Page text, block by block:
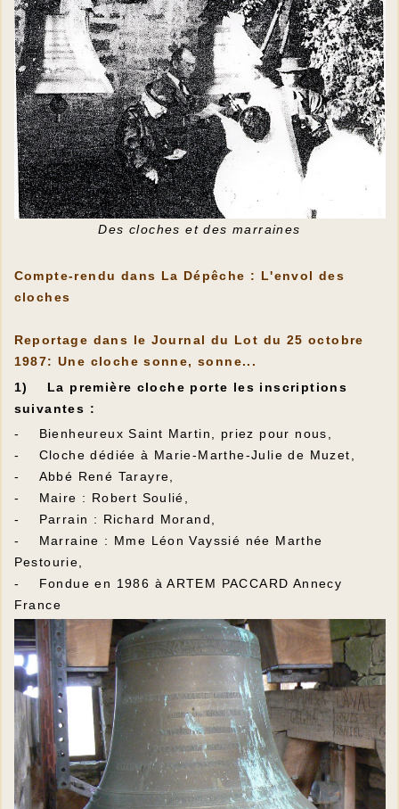
Des cloches et des marraines
Compte-rendu dans La Dépêche : L'envol des
cloches
Reportage dans le Journal du Lot du 25 octobre
1987: Une cloche sonne, sonne...
1) La première cloche porte les inscriptions
suivantes :
- Bienheureux Saint Martin, priez pour nous,
- Cloche dédiée à Marie-Marthe-Julie de Muzet,
- Abbé René Tarayre,
- Maire : Robert Soulié,
- Parrain : Richard Morand,
- Marraine : Mme Léon Vayssié née Marthe
Pestourie,
- Fondue en 1986 à ARTEM PACCARD Annecy
France